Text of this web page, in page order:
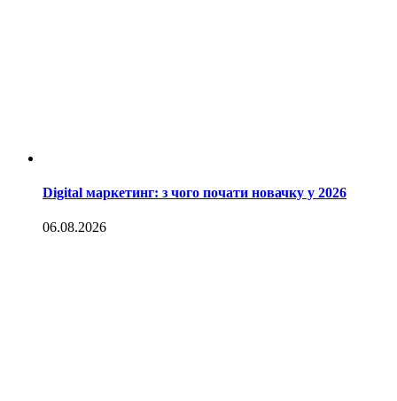
Digital маркетинг: з чого почати новачку у 2026
06.08.2026